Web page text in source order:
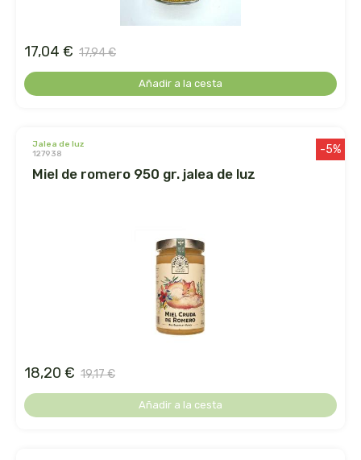
17,04 € 17,94 €
Añadir a la cesta
jalea de luz
127938
miel de romero 950 gr. jalea de luz
-5%
18,20 € 19,17 €
Añadir a la cesta
ginevitex
heliosar spagyrica